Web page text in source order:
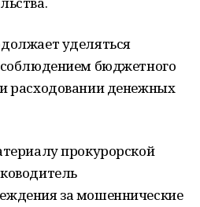
уделяться
бюджетного
расходовании денежных
прокурорской
за мошеннические